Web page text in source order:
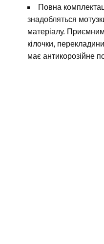
Повна
знадобляться
матеріалу.
кілочки,
має антикорозійне